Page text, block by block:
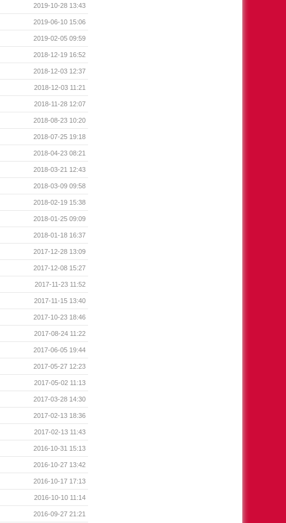
2019-10-28 13:43
2019-06-10 15:06
2019-02-05 09:59
2018-12-19 16:52
2018-12-03 12:37
2018-12-03 11:21
2018-11-28 12:07
2018-08-23 10:20
2018-07-25 19:18
2018-04-23 08:21
2018-03-21 12:43
2018-03-09 09:58
2018-02-19 15:38
2018-01-25 09:09
2018-01-18 16:37
2017-12-28 13:09
2017-12-08 15:27
2017-11-23 11:52
2017-11-15 13:40
2017-10-23 18:46
2017-08-24 11:22
2017-06-05 19:44
2017-05-27 12:23
2017-05-02 11:13
2017-03-28 14:30
2017-02-13 18:36
2017-02-13 11:43
2016-10-31 15:13
2016-10-27 13:42
2016-10-17 17:13
2016-10-10 11:14
2016-09-27 21:21